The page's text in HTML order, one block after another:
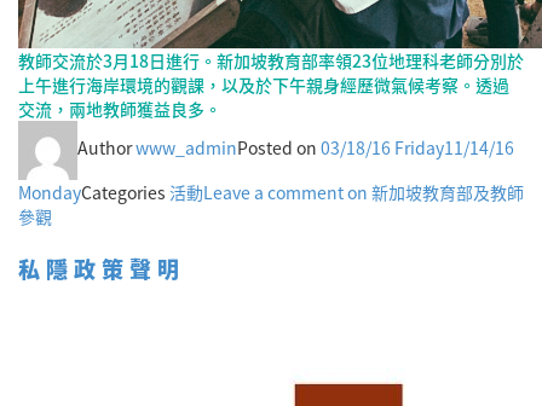
教師交流於3月18日進行。新加坡教育部率領23位地理科老師分別於
上午進行海岸環境的觀課，以及於下午親身經歷微氣候考察。透過
交流，兩地教師獲益良多。
Authorwww_adminPosted on 03/18/16 Friday11/14/16
MondayCategories 活動Leave a commenton 新加坡教育部及教師
參觀
私隱政策聲明